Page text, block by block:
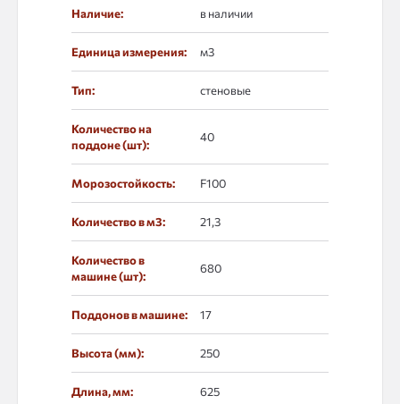
Наличие: в наличии
Единица измерения: м3
Тип: стеновые
Количество на
поддоне (шт):
40
Морозостойкость: F100
Количество в м3: 21,3
Количество в
машине (шт):
680
Поддонов в машине: 17
Высота (мм): 250
Длина, мм: 625